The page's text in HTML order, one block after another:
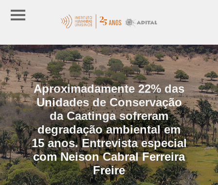
Aproximadamente 22% das
Unidades de Conservação
da Caatinga sofreram
degradação ambiental em
15 anos. Entrevista especial
com Neison Cabral Ferreira
Freire